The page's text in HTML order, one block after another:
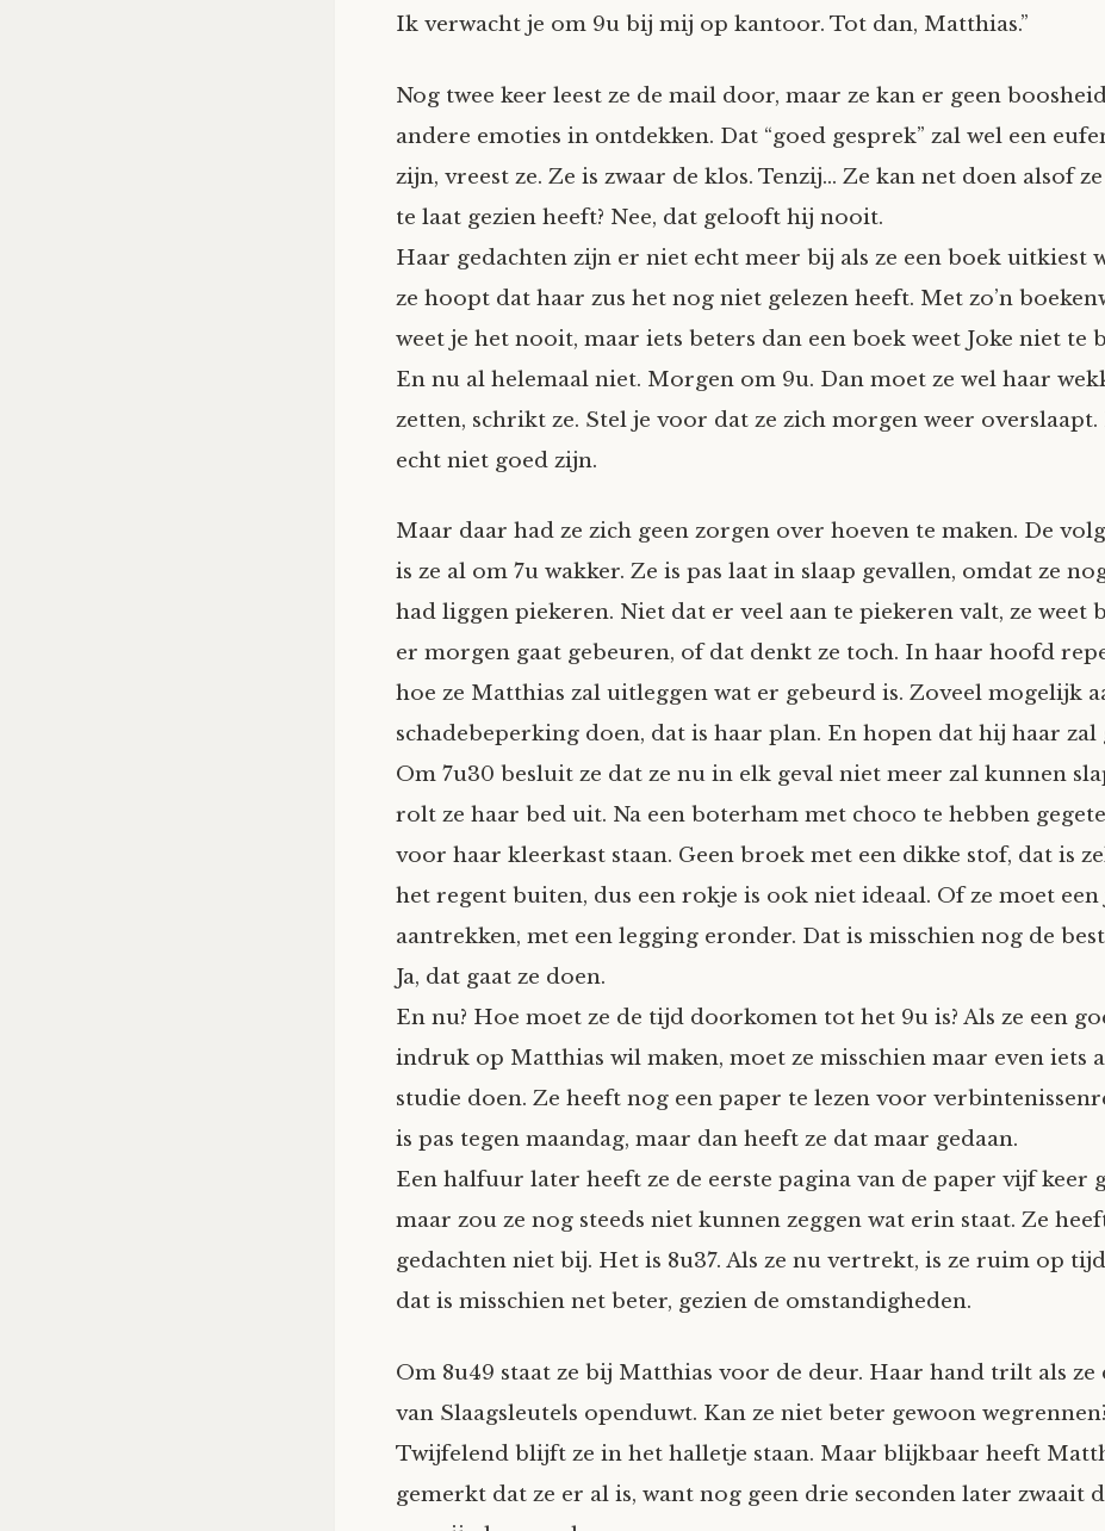
Ik verwacht je om 9u bij mij op kantoor. Tot dan, Matthias.”
Nog twee keer leest ze de mail door, maar ze kan er geen
andere emoties in ontdekken. Dat “goed gesprek” zal wel een
zijn, vreest ze. Ze is zwaar de klos. Tenzij… Ze kan net doen alsof
te laat gezien heeft? Nee, dat gelooft hij nooit.
Haar gedachten zijn er niet echt meer bij als ze een boek uitkiest
ze hoopt dat haar zus het nog niet gelezen heeft. Met zo’n
weet je het nooit, maar iets beters dan een boek weet Joke niet te
En nu al helemaal niet. Morgen om 9u. Dan moet ze wel haar
zetten, schrikt ze. Stel je voor dat ze zich morgen weer overslaapt.
echt niet goed zijn.
Maar daar had ze zich geen zorgen over hoeven te maken. De
is ze al om 7u wakker. Ze is pas laat in slaap gevallen, omdat ze
had liggen piekeren. Niet dat er veel aan te piekeren valt, ze weet
er morgen gaat gebeuren, of dat denkt ze toch. In haar hoofd
hoe ze Matthias zal uitleggen wat er gebeurd is. Zoveel mogelijk
schadebeperking doen, dat is haar plan. En hopen dat hij haar zal
Om 7u30 besluit ze dat ze nu in elk geval niet meer zal kunnen
rolt ze haar bed uit. Na een boterham met choco te hebben
voor haar kleerkast staan. Geen broek met een dikke stof, dat is
het regent buiten, dus een rokje is ook niet ideaal. Of ze moet
aantrekken, met een legging eronder. Dat is misschien nog de
Ja, dat gaat ze doen.
En nu? Hoe moet ze de tijd doorkomen tot het 9u is? Als ze een
indruk op Matthias wil maken, moet ze misschien maar even iets
studie doen. Ze heeft nog een paper te lezen voor
is pas tegen maandag, maar dan heeft ze dat maar gedaan.
Een halfuur later heeft ze de eerste pagina van de paper vijf keer
maar zou ze nog steeds niet kunnen zeggen wat erin staat. Ze
gedachten niet bij. Het is 8u37. Als ze nu vertrekt, is ze ruim op
dat is misschien net beter, gezien de omstandigheden.
Om 8u49 staat ze bij Matthias voor de deur. Haar hand trilt als ze
van Slaagsleutels openduwt. Kan ze niet beter gewoon
Twijfelend blijft ze in het halletje staan. Maar blijkbaar heeft
gemerkt dat ze er al is, want nog geen drie seconden later zwaait